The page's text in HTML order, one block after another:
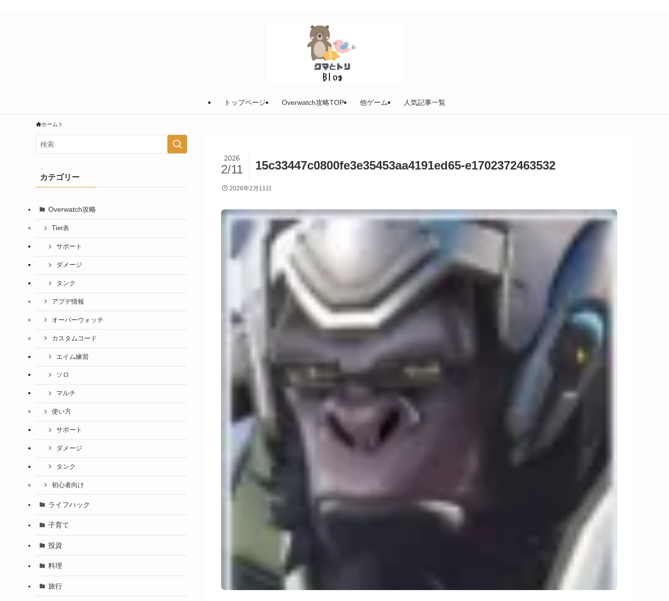
トップページ Overwatch攻略TOP 他ゲーム 人気記事一覧
ホーム
15c33447c0800fe3e35453aa4191ed65-e1702372463532
2026
2/11
2026年2月11日
カテゴリー
Overwatch攻略
Tier表
サポート
ダメージ
タンク
アプデ情報
オーバーウォッチ
カスタムコード
エイム練習
ソロ
マルチ
使い方
サポート
ダメージ
タンク
初心者向け
ライフハック
子育て
投資
料理
旅行